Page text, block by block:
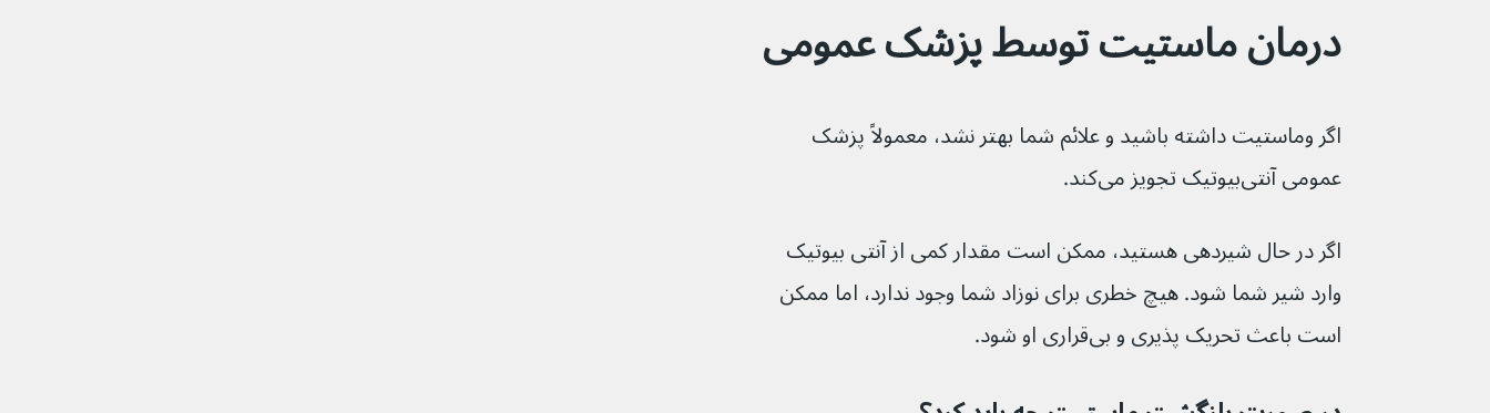
درمان ماستیت توسط پزشک عمومی
اگر وماستیت داشته باشید و علائم شما بهتر نشد، معمولاً پزشک
عمومی آنتی‌بیوتیک تجویز می‌کند.
اگر در حال شیردهی هستید، ممکن است مقدار کمی از آنتی بیوتیک
وارد شیر شما شود. هیچ خطری برای نوزاد شما وجود ندارد، اما ممکن
است باعث تحریک پذیری و بی‌قراری او شود.